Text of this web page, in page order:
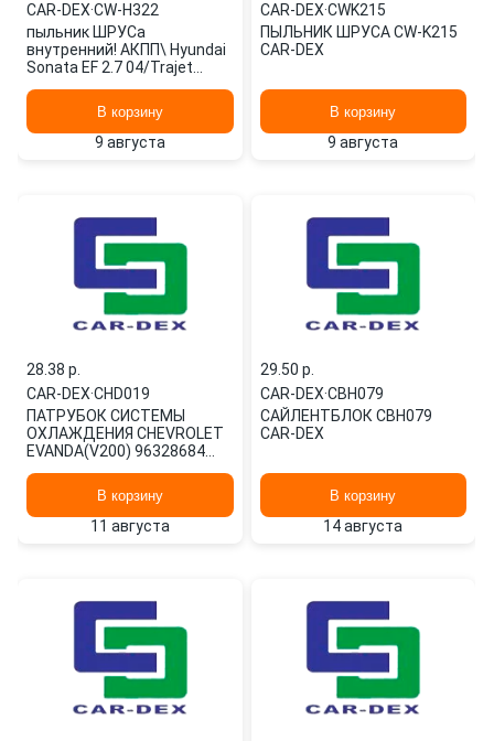
CAR-DEX·CW-H322
пыльник ШРУСа
внутренний! АКПП\ Hyundai
Sonata EF 2.7 04/Trajet
H322 CAR-DEXВ корзину
9 августа
CAR-DEX·CWK215
ПЫЛЬНИК ШРУСА CW-K215
CAR-DEX
В корзину
9 августа
28.38 p.
CAR-DEX·CHD019
ПАТРУБОК СИСТЕМЫ
ОХЛАЖДЕНИЯ CHEVROLET
EVANDA(V200) 96328684
В корзину
11 августа
29.50 p.
CAR-DEX·CBH079
САЙЛЕНТБЛОК CBH079
CAR-DEX
В корзину
14 августа